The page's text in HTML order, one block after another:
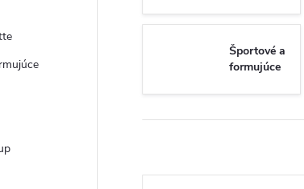
Športové a
formujúce